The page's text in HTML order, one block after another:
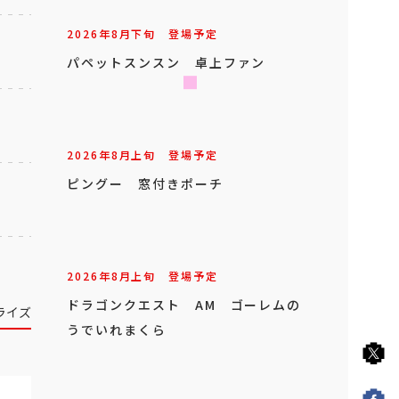
イズ
2026年8月下旬 登場予定
パペットスンスン 卓上ファン
2026年8月上旬 登場予定
ピングー 窓付きポーチ
2026年8月上旬 登場予定
ドラゴンクエスト AM ゴーレムの
うでいれまくら